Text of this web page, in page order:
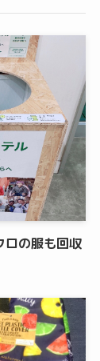
ロの服も回収